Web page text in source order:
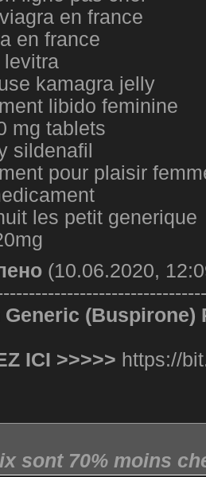
en france
en france
levitra
kamagra jelly
libido feminine
mg tablets
sildenafil
pour plaisir
les petit generique
(10.06.2020,
(Buspirone)
ICI >>>>> https://
sont 70% moins